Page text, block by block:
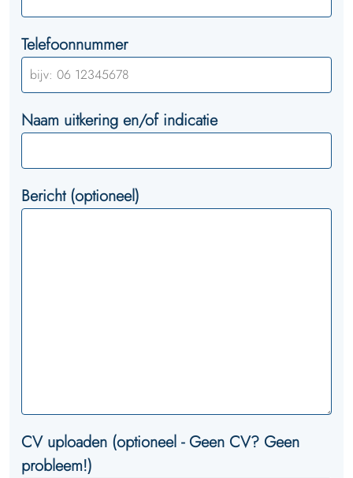
Telefoonnummer
Naam uitkering en/of indicatie
Bericht (optioneel)
CV uploaden (optioneel - Geen CV? Geen
probleem!)